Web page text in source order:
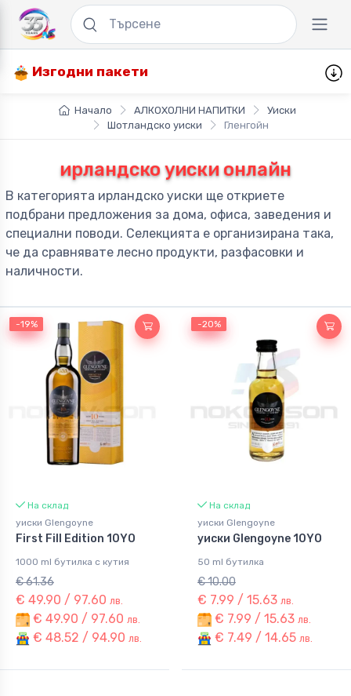
Изгодни пакети
Начало АЛКОХОЛНИ НАПИТКИ
Уиски
Шотландско уиски
Гленгойн
ирландско уиски онлайн
В категорията ирландско уиски ще откриете
подбрани предложения за дома, офиса, заведения и
специални поводи. Селекцията е организирана така,
че да сравнявате лесно продукти, разфасовки и
наличности.
-19%
-19%
На склад
уиски Glengoyne
First Fill Edition 10YO
1000 ml бутилка с кутия
€ 61.36
€ 49.90 / 97.60 лв.
€ 49.90 / 97.60 лв.
€ 48.52 / 94.90 лв.
-20%
-20%
На склад
уиски Glengoyne
уиски Glengoyne 10YO
50 ml бутилка
€ 10.00
€ 7.99 / 15.63 лв.
€ 7.99 / 15.63 лв.
€ 7.49 / 14.65 лв.